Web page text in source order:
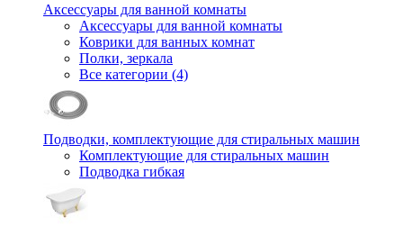
Аксессуары для ванной комнаты
Аксессуары для ванной комнаты
Коврики для ванных комнат
Полки, зеркала
Все категории (4)
Подводки, комплектующие для стиральных машин
Комплектующие для стиральных машин
Подводка гибкая